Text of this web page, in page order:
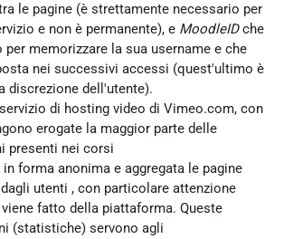
le pagine (è strettamente necessario per
e non è permanente), e MoodleIDche
per memorizzare la sua username e che
nei successivi accessi (quest'ultimo è
discrezione dell'utente).
di hosting video di Vimeo.com, con
erogate la maggior parte delle
presenti nei corsi
forma anonima e aggregata le pagine
utenti , con particolare attenzione
viene fatto della piattaforma. Queste
(statistiche) servono agli